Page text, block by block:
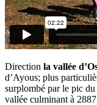
Direction la vallée
d’Ayous; plus
surplombé par le pic
vallée culminant à